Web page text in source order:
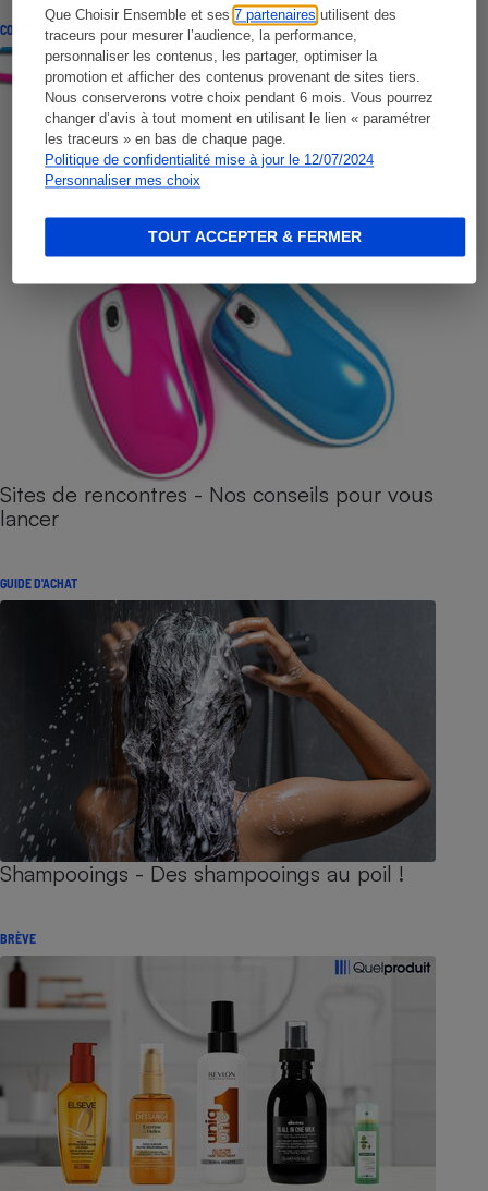
Que Choisir Ensemble et ses7 partenaires utilisent des
traceurs pour mesurer l’audience, la performance,
personnaliser les contenus, les partager, optimiser la
promotion et afficher des contenus provenant de sites tiers.
Nous conserverons votre choix pendant 6 mois. Vous pourrez
changer d’avis à tout moment en utilisant le lien « paramétrer
les traceurs » en bas de chaque page.
Politique de confidentialité mise à jour le 12/07/2024
Personnaliser mes choix
TOUT ACCEPTER & FERMER
CONSEILS
Sites de rencontres - Nos conseils pour vous
lancer
GUIDE D'ACHAT
Shampooings - Des shampooings au poil !
BRÈVE